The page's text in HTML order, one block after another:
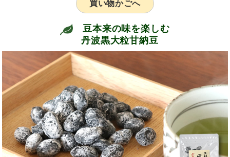
買い物かごへ
豆本来の味を楽しむ
丹波黒大粒甘納豆